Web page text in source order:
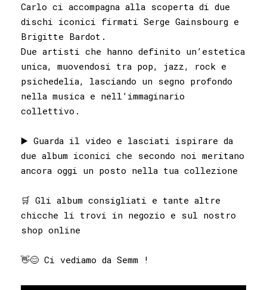
Carlo ci accompagna alla scoperta di due
dischi iconici firmati Serge Gainsbourg e
Brigitte Bardot.
Due artisti che hanno definito un’estetica
unica, muovendosi tra pop, jazz, rock e
psichedelia, lasciando un segno profondo
nella musica e nell’immaginario
collettivo.
▶️ Guarda il video e lasciati ispirare da
due album iconici che secondo noi meritano
ancora oggi un posto nella tua collezione
🛒 Gli album consigliati e tante altre
chicche li trovi in negozio e sul nostro
shop online
👋😊 Ci vediamo da Semm !